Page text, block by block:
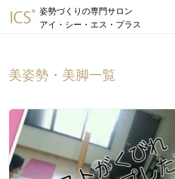
姿勢づくりの専門サロン
アイ・シー・エス・プラス
美姿勢・美脚一覧